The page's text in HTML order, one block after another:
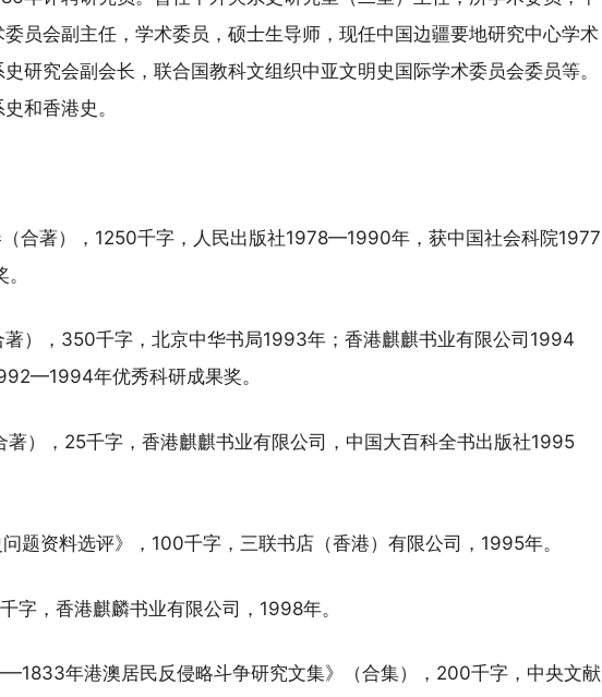
员会副主任，学术委员，硕士生导师，现任中国边疆要地研究中心学术
研究会副会长，联合国教科文组织中亚文明史国际学术委员会委员等。
和香港史。
合著），1250千字，人民出版社1978—1990年，获中国社会科院1977
），350千字，北京中华书局1993年；香港麒麒书业有限公司1994
年优秀科研成果奖。
），25千字，香港麒麒书业有限公司，中国大百科全书出版社1995
题资料选评》，100千字，三联书店（香港）有限公司，1995年。
字，香港麒麟书业有限公司，1998年。
年港澳居民反侵略斗争研究文集》（合集），200千字，中央文献